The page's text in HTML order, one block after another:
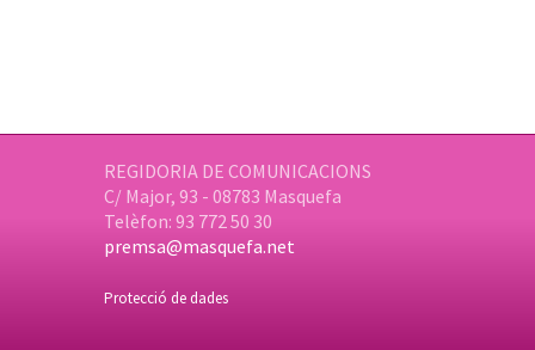
REGIDORIA DE COMUNICACIONS
C/ Major, 93 - 08783 Masquefa
Telèfon: 93 772 50 30
premsa@masquefa.net
Protecció de dades